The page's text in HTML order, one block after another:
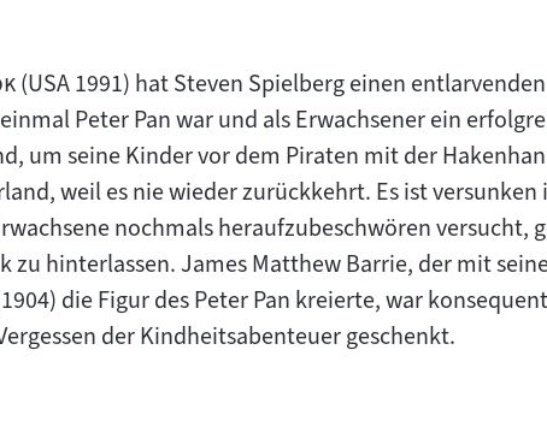
"(USA 1991) hat Steven Spielberg einen
Peter Pan war und als Erwachsener ein
um seine Kinder vor dem Piraten mit der
weil es nie wieder zurückkehrt. Es ist
nochmals heraufzubeschwören versucht,
zu hinterlassen. James Matthew Barrie, der mit
die Figur des Peter Pan kreierte, war
der Kindheitsabenteuer geschenkt.